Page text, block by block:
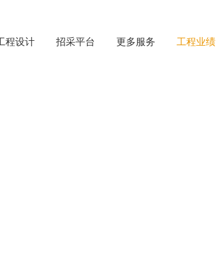
程设计 招采平台 更多服务 工程业绩